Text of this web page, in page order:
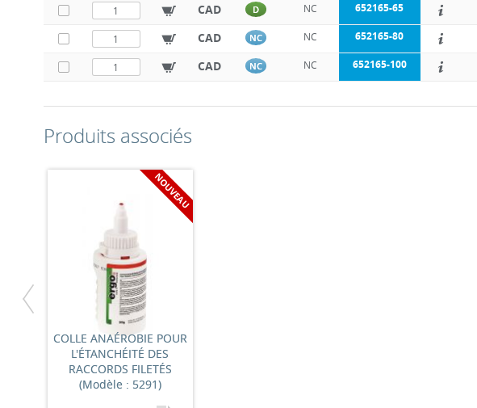
CAD D NC 652165-65
CAD NC NC 652165-80
CAD NC NC 652165-100
Produits associés
NOUVEAU
COLLE ANAÉROBIE POUR
L'ÉTANCHÉITÉ DES
RACCORDS FILETÉS
(Modèle : 5291)